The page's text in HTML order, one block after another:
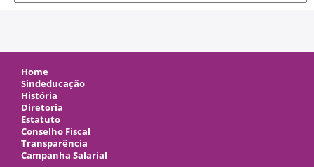
Home
Sindeducação
História
Diretoria
Estatuto
Conselho Fiscal
Transparência
Campanha Salarial